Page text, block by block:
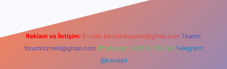
Reklam ve İletişim: E-mail: backlinkpaneli@gmail.com Teams:
forumhizmeti@gmail.com Whatsapp: 0262 606 0 726 Telegram:
@karabul